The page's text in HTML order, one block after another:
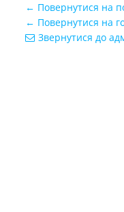
← Повернутися на
← Повернутися на
Звернутися до